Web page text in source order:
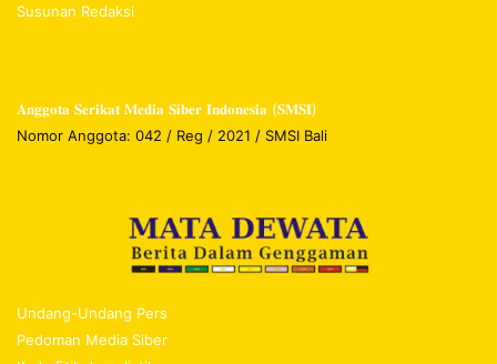
Susunan Redaksi
𝐀𝐧𝐠𝐠𝐨𝐭𝐚 𝐒𝐞𝐫𝐢𝐤𝐚𝐭 𝐌𝐞𝐝𝐢𝐚 𝐒𝐢𝐛𝐞𝐫 𝐈𝐧𝐝𝐨𝐧𝐞𝐬𝐢𝐚 (𝐒𝐌𝐒𝐈)
Nomor Anggota: 042 / Reg / 2021 / SMSI Bali
Undang-Undang Pers
Pedoman Media Siber